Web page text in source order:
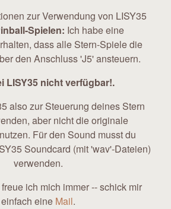
zur Verwendung von LISY35
Spielen: Ich habe eine
dass alle Stern-Spiele die
den Anschluss 'J5' ansteuern.
LISY35 nicht verfügbar!.
also zur Steuerung deines Stern
aber nicht die originale
Für den Sound musst du
Soundcard (mit 'wav'-Dateien)
verwenden.
ich mich immer -- schick mir
einfach eine Mail.